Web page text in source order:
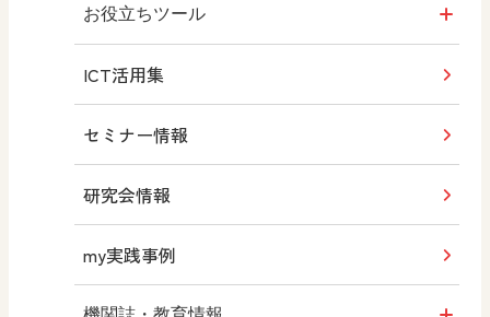
令和6年度版 教師用指導書
副読本
社会科にチャレンジ
社会科Q&A
お役立ちツール
みんなの社会科フォトギャラリー
ICT活用集
セミナー情報
研究会情報
my実践事例